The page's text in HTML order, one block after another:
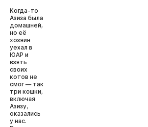
Когда-то
Азиза была
домашней,
но её
хозяин
уехал в
ЮАР и
взять
своих
котов не
смог — так
три кошки,
включая
Азизу,
оказались
у нас.